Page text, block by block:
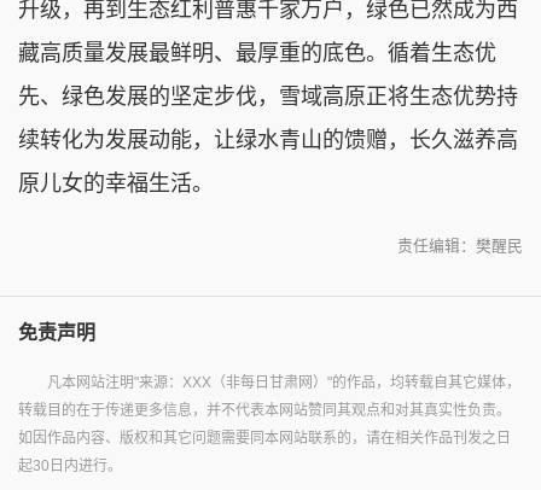
升级，再到生态红利普惠千家万户，绿色已然成为西
藏高质量发展最鲜明、最厚重的底色。循着生态优
先、绿色发展的坚定步伐，雪域高原正将生态优势持
续转化为发展动能，让绿水青山的馈赠，长久滋养高
原儿女的幸福生活。
责任编辑：樊醒民
免责声明
凡本网站注明"来源：XXX（非每日甘肃网）"的作品，均转载自其它媒体，
转载目的在于传递更多信息，并不代表本网站赞同其观点和对其真实性负责。
如因作品内容、版权和其它问题需要同本网站联系的，请在相关作品刊发之日
起30日内进行。